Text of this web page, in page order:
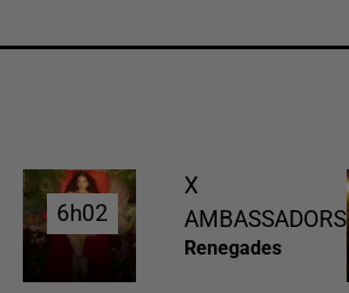
6h02
6h02
X
AMBASSADORS
Renegades